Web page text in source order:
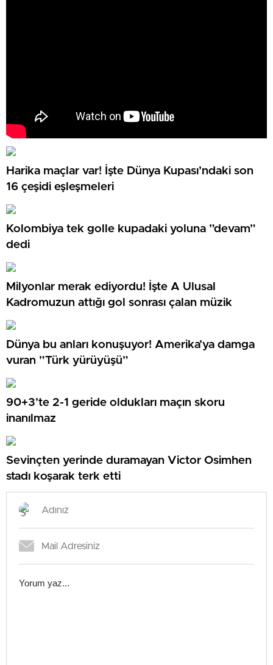
Harika maçlar var! İşte Dünya Kupası’ndaki son
16 çeşidi eşleşmeleri
Kolombiya tek golle kupadaki yoluna ”devam”
dedi
Milyonlar merak ediyordu! İşte A Ulusal
Kadromuzun attığı gol sonrası çalan müzik
Dünya bu anları konuşuyor! Amerika’ya damga
vuran ”Türk yürüyüşü”
90+3’te 2-1 geride oldukları maçın skoru
inanılmaz
Sevinçten yerinde duramayan Victor Osimhen
stadı koşarak terk etti